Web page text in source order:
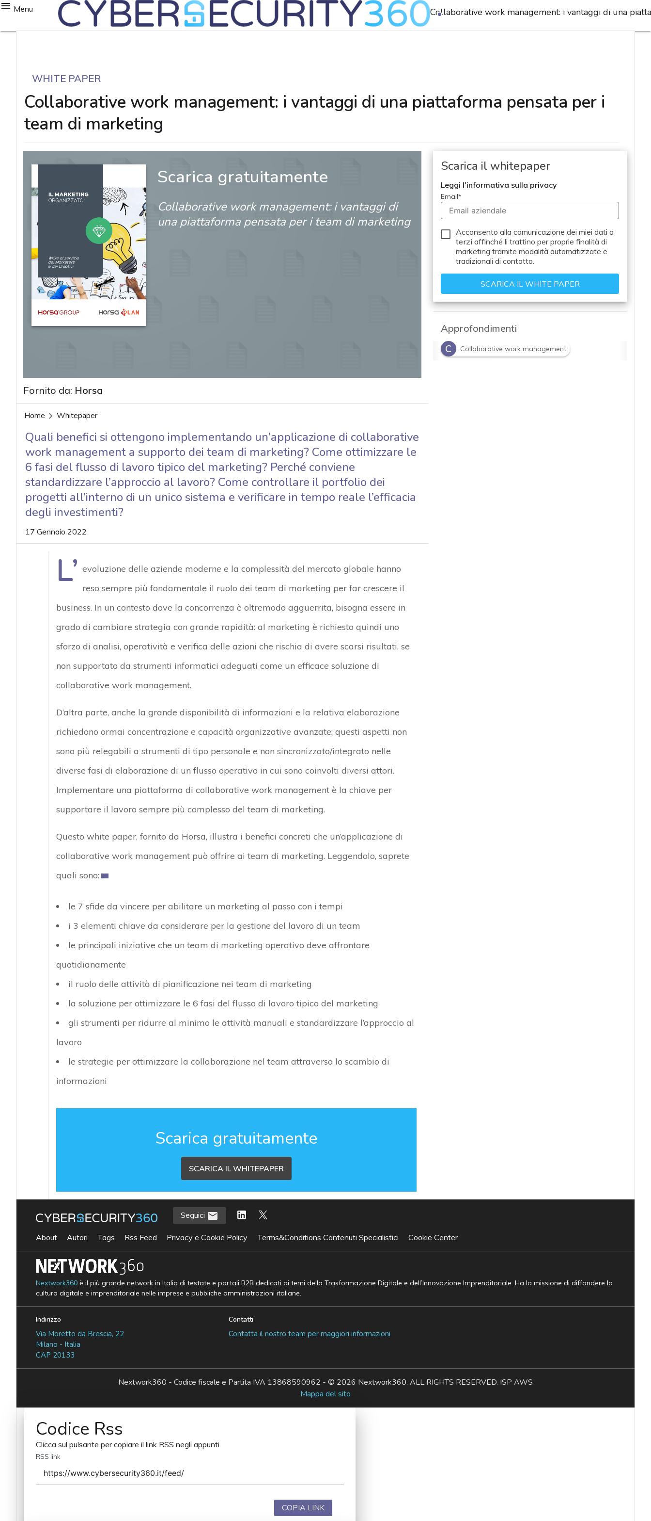
Menu Collaborative work management: i vantaggi di una
WHITE PAPER
Collaborative work management: i vantaggi di una piattaforma pensata per i
team di marketing
Scarica gratuitamente
Collaborative work management: i vantaggi di
una piattaforma pensata per i team di marketing
Fornito da: Horsa
Home Whitepaper
Quali benefici si ottengono implementando un’applicazione di collaborative
work management a supporto dei team di marketing? Come ottimizzare le
6 fasi del flusso di lavoro tipico del marketing? Perché conviene
standardizzare l’approccio al lavoro? Come controllare il portfolio dei
progetti all’interno di un unico sistema e verificare in tempo reale l’efficacia
degli investimenti?
17 Gennaio 2022
L’ evoluzione delle aziende moderne e la complessità del mercato globale hanno
reso sempre più fondamentale il ruolo dei team di marketing per far crescere il
business. In un contesto dove la concorrenza è oltremodo agguerrita, bisogna essere in
grado di cambiare strategia con grande rapidità: al marketing è richiesto quindi uno
sforzo di analisi, operatività e verifica delle azioni che rischia di avere scarsi risultati, se
non supportato da strumenti informatici adeguati come un efficace soluzione di
collaborative work management.
D’altra parte, anche la grande disponibilità di informazioni e la relativa elaborazione
richiedono ormai concentrazione e capacità organizzative avanzate: questi aspetti non
sono più relegabili a strumenti di tipo personale e non sincronizzato/integrato nelle
diverse fasi di elaborazione di un flusso operativo in cui sono coinvolti diversi attori.
Implementare una piattaforma di collaborative work management è la chiave per
supportare il lavoro sempre più complesso del team di marketing.
Questo white paper, fornito da Horsa, illustra i benefici concreti che un’applicazione di
collaborative work management può offrire ai team di marketing. Leggendolo, saprete
quali sono:
le 7 sfide da vincere per abilitare un marketing al passo con i tempi
i 3 elementi chiave da considerare per la gestione del lavoro di un team
le principali iniziative che un team di marketing operativo deve affrontare
quotidianamente
il ruolo delle attività di pianificazione nei team di marketing
la soluzione per ottimizzare le 6 fasi del flusso di lavoro tipico del marketing
gli strumenti per ridurre al minimo le attività manuali e standardizzare l’approccio al
lavoro
le strategie per ottimizzare la collaborazione nel team attraverso lo scambio di
informazioni
Scarica gratuitamente
SCARICA IL WHITEPAPER
Scarica il whitepaper
Leggi l'informativa sulla privacy
Email*
Acconsento alla comunicazione dei miei dati a
terzi affinché li trattino per proprie finalità di
marketing tramite modalità automatizzate e
tradizionali di contatto.
Approfondimenti
C
Collaborative work management
Seguici
About Autori Tags Rss Feed Privacy e Cookie Policy Terms&Conditions Contenuti Specialistici Cookie Center
Nextwork360è il più grande network in Italia di testate e portali B2B dedicati ai temi della Trasformazione Digitale e dell’Innovazione Imprenditoriale. Ha la missione di diffondere la
cultura digitale e imprenditoriale nelle imprese e pubbliche amministrazioni italiane.
Indirizzo
Via Moretto da Brescia, 22
Milano - Italia
CAP 20133
Contatti
Contatta il nostro team per maggiori informazioni
Nextwork360 - Codice fiscale e Partita IVA 13868590962 - © 2026 Nextwork360. ALL RIGHTS RESERVED. ISP AWS
Mappa del sito
Codice Rss
Clicca sul pulsante per copiare il link RSS negli appunti.
RSS link
COPIA LINK